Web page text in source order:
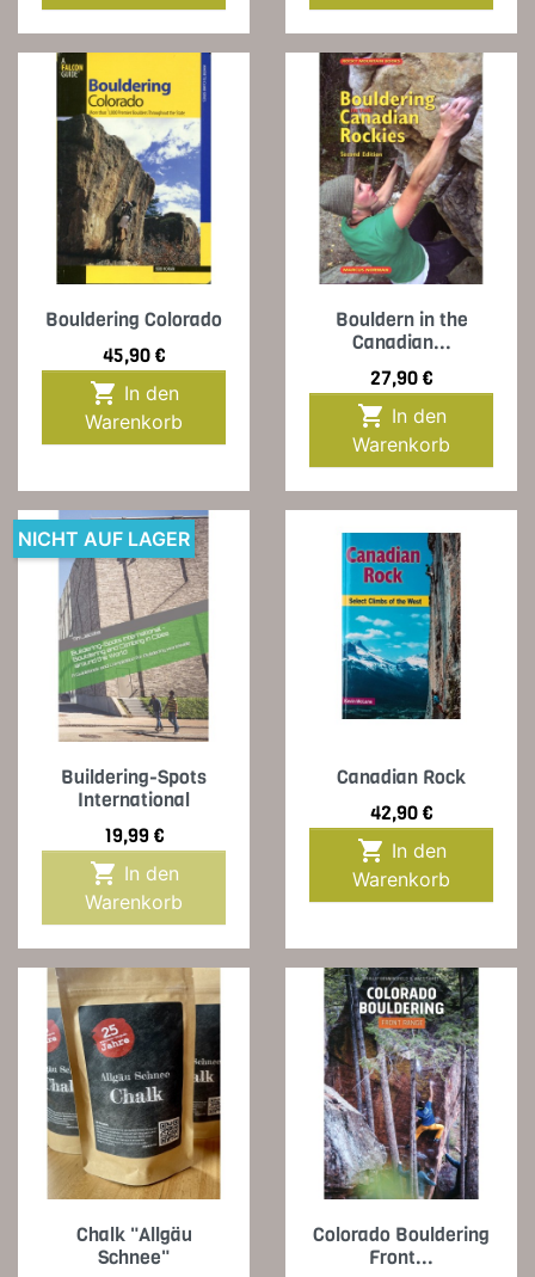
Bouldering Colorado
Preis
45,90 €

Warenkorb
Bouldern in the
Canadian...
Preis
27,90 €

Warenkorb
Buildering-Spots
International
Preis
19,99 €

Warenkorb
NICHT AUF LAGER
Canadian Rock
Preis
42,90 €

Warenkorb
Chalk "Allgäu
Schnee"
Colorado Bouldering
Front...